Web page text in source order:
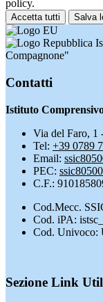
policy.
Accetta tutti Salva
Compagnone"
Contatti
Istituto
Via del Faro, 1
Tel: +39 0789
Email:
PEC:
C.F.:
Cod.Mecc.
Cod. iPA:
Cod. Univoco:
Sezione Link